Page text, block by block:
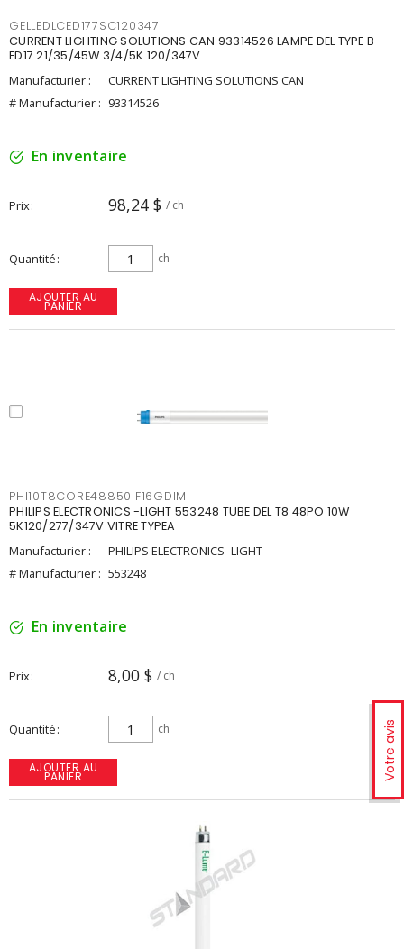
Votre avis
GELLEDLCED177SC120347
CURRENT LIGHTING SOLUTIONS CAN 93314526 LAMPE DEL TYPE B
ED17 21/35/45W 3/4/5K 120/347V
Manufacturier :
CURRENT LIGHTING SOLUTIONS CAN
# Manufacturier : 93314526
En inventaire
Prix 98,24 $ / ch
Quantité ch
AJOUTER AU
PANIER
PHI10T8CORE48850IF16GDIM
PHILIPS ELECTRONICS -LIGHT 553248 TUBE DEL T8 48PO 10W
5K120/277/347V VITRE TYPEA
Manufacturier :
PHILIPS ELECTRONICS -LIGHT
# Manufacturier : 553248
En inventaire
Prix 8,00 $ / ch
Quantité ch
AJOUTER AU
PANIER